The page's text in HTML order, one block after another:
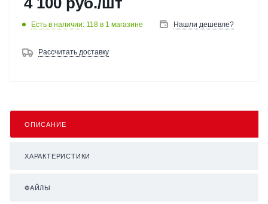
Есть в наличии: 118 в 1 магазине Нашли дешевле?
Рассчитать доставку
ОПИСАНИЕ
ХАРАКТЕРИСТИКИ
ФАЙЛЫ